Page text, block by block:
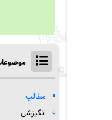
مطالب
انگیزشی